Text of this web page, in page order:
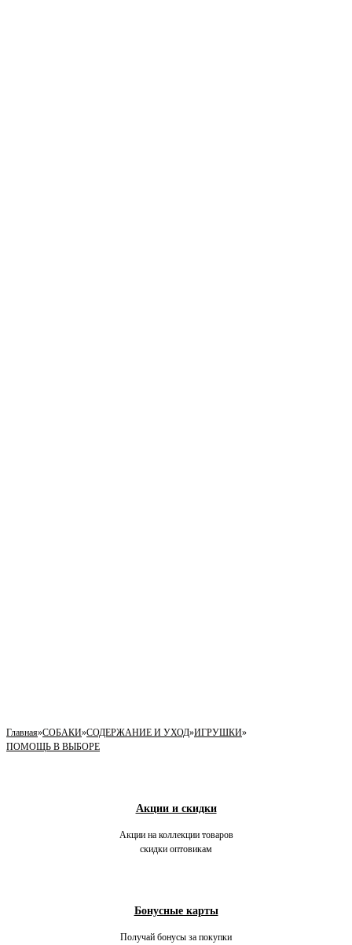
Главная»СОБАКИ»СОДЕРЖАНИЕ И УХОД»ИГРУШКИ»
ПОМОЩЬ В ВЫБОРЕ
Акции и скидки
Акции на коллекции товаров
скидки оптовикам
Бонусные карты
Получай бонусы за покупки